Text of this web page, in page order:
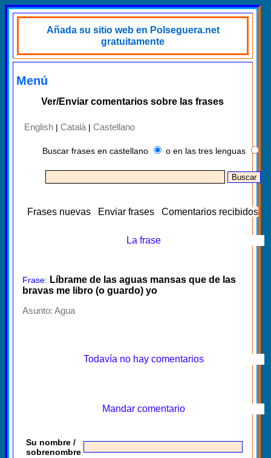
Añada su sitio web en Polseguera.net
gratuitamente
Menú
Ver/Enviar comentarios sobre las frases
English | Català | Castellano
Buscar frases en castellano o en las tres lenguas
Frases nuevas Enviar frases Comentarios recibidos
La frase
Frase: Líbrame de las aguas mansas que de las
bravas me libro (o guardo) yo
Asunto: Agua
Todavía no hay comentarios
Mandar comentario
Su nombre /
sobrenombre